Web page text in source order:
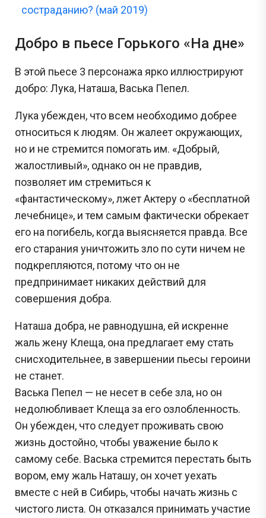
состраданию? (май 2019)
Добро в пьесе Горького «На дне»
В этой пьесе 3 персонажа ярко иллюстрируют
добро: Лука, Наташа, Васька Пепел.
Лука убежден, что всем необходимо добрее
относиться к людям. Он жалеет окружающих,
но и не стремится помогать им. «Добрый,
жалостливый», однако он не правдив,
позволяет им стремиться к
«фантастическому», лжет Актеру о «бесплатной
лечебнице», и тем самым фактически обрекает
его на погибель, когда выясняется правда. Все
его старания уничтожить зло по сути ничем не
подкрепляются, потому что он не
предпринимает никаких действий для
совершения добра.
Наташа добра, не равнодушна, ей искренне
жаль жену Клеща, она предлагает ему стать
снисходительнее, в завершении пьесы героини
не станет.
Васька Пепел — не несет в себе зла, но он
недолюбливает Клеща за его озлобленность.
Он убежден, что следует проживать свою
жизнь достойно, чтобы уважение было к
самому себе. Васька стремится перестать быть
вором, ему жаль Наташу, он хочет уехать
вместе с ней в Сибирь, чтобы начать жизнь с
чистого листа. Он отказался принимать участие